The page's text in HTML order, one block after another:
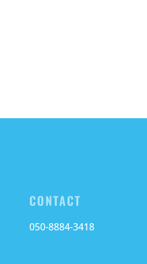
CONTACT
050-8884-3418